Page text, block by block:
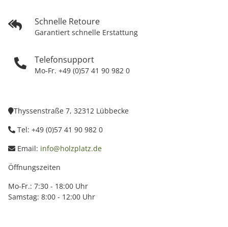
Schnelle Retoure
Garantiert schnelle Erstattung
Telefonsupport
Mo-Fr. +49 (0)57 41 90 982 0
Thyssenstraße 7, 32312 Lübbecke
Tel: +49 (0)57 41 90 982 0
Email: info@holzplatz.de
Öffnungszeiten
Mo-Fr.: 7:30 - 18:00 Uhr
Samstag: 8:00 - 12:00 Uhr